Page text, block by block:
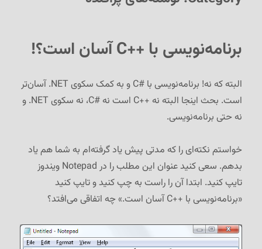
برنامه‌نویسی با C++‎ آسان است؟!
البته که نه! برنامه‌نویسی با C#‎ و به کمک سکوی ‎.NET آسان‌تر
است. بحث اینجا البته نه C++‎ است نه C#‎، نه سکوی ‎.NET و
نه حتی برنامه‌نویسی.
خواستم نکته‌ای را که مدتی پیش یاد گرفته‌ام به شما هم یاد
بدهم. سعی کنید عنوان این مطلب را در Notepad ویندوز
تایپ کنید. ابتدا آن را راست به چپ کنید و تایپ کنید
«برنامه‌نویسی با C++‎ آسان است.» چه اتفاقی می‌افتد؟